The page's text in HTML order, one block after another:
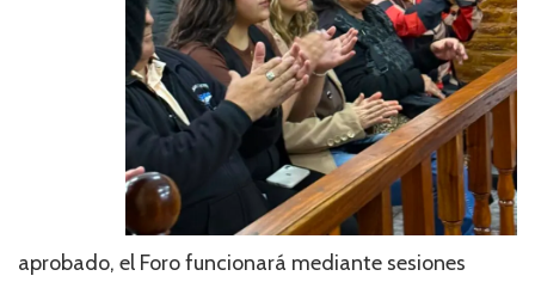
aprobado, el Foro funcionará mediante sesiones